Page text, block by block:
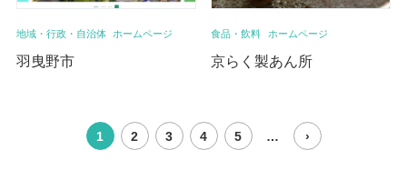
地域・行政・自治体 ホームページ
羽曳野市
食品・飲料 ホームページ
京らく製あん所
1 2 3 4 5 … ›